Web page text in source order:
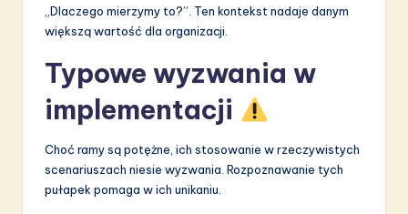
„Dlaczego mierzymy to?”. Ten kontekst nadaje danym
większą wartość dla organizacji.
Typowe wyzwania w
implementacji
Choć ramy są potężne, ich stosowanie w rzeczywistych
scenariuszach niesie wyzwania. Rozpoznawanie tych
pułapek pomaga w ich unikaniu.